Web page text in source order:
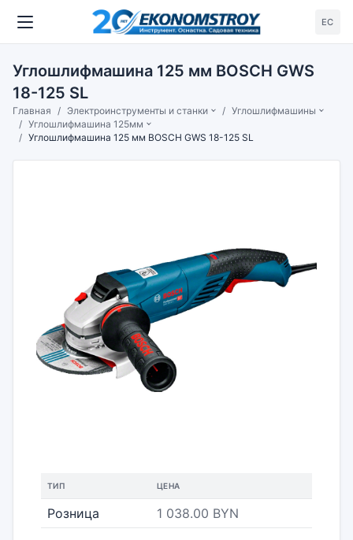
ЕС
Углошлифмашина 125 мм BOSCH GWS
18-125 SL
Главная Электроинструменты и станки
Углошлифмашины
Углошлифмашина 125мм
Углошлифмашина 125 мм BOSCH GWS 18-125 SL
ТИП ЦЕНА
Розница 1 038.00 BYN